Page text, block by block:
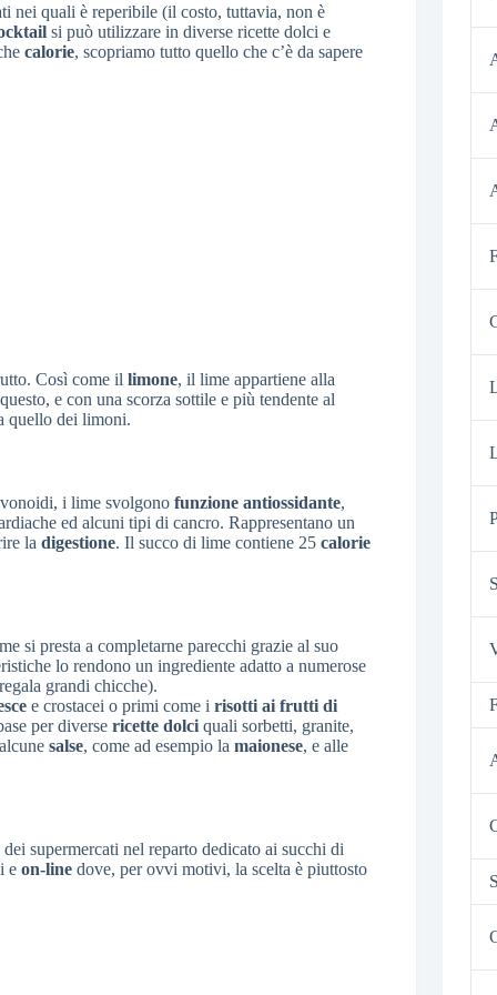
nei quali è reperibile (il costo, tuttavia, non è
si può utilizzare in diverse ricette dolci e
calorie, scopriamo tutto quello che c’è da sapere
Così come il limone, il lime appartiene alla
e con una scorza sottile e più tendente al
quello dei limoni.
i lime svolgono funzione antiossidante,
ed alcuni tipi di cancro. Rappresentano un
la digestione. Il succo di lime contiene 25 calorie
si presta a completarne parecchi grazie al suo
lo rendono un ingrediente adatto a numerose
regala grandi chicche).
e crostacei o primi come i risotti ai frutti di
per diverse ricette dolci quali sorbetti, granite,
salse, come ad esempio la maionese, e alle
supermercati nel reparto dedicato ai succhi di
e on-line dove, per ovvi motivi, la scelta è piuttosto